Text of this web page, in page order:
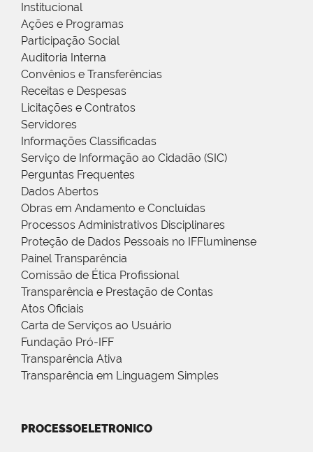
Institucional
Ações e Programas
Participação Social
Auditoria Interna
Convênios e Transferências
Receitas e Despesas
Licitações e Contratos
Servidores
Informações Classificadas
Serviço de Informação ao Cidadão (SIC)
Perguntas Frequentes
Dados Abertos
Obras em Andamento e Concluídas
Processos Administrativos Disciplinares
Proteção de Dados Pessoais no IFFluminense
Painel Transparência
Comissão de Ética Profissional
Transparência e Prestação de Contas
Atos Oficiais
Carta de Serviços ao Usuário
Fundação Pró-IFF
Transparência Ativa
Transparência em Linguagem Simples
PROCESSOELETRONICO